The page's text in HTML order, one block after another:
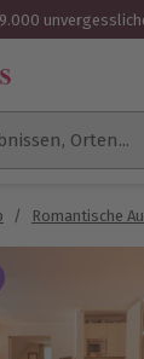
Orten...
/ Romantische